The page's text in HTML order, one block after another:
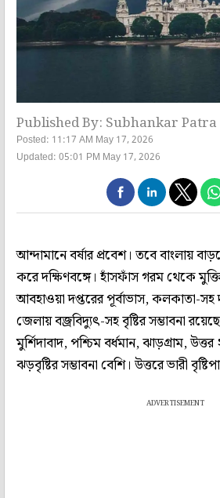
Published By: Subhankar Patra
Posted: 11:17 AM May 17, 2026
Updated: 05:01 PM May 17, 2026
আন্দামানে বর্ষার প্রবেশ। তবে বাংলায়
করে দক্ষিণবঙ্গে। হাঁসফাঁস গরম থেকে
আবহাওয়া দপ্তরের পূর্বাভাস, কলকাতা-সহ
জেলায় বজ্রবিদ্যুৎ-সহ বৃষ্টির সম্ভাবনা
মুর্শিদাবাদ, পশ্চিম বর্ধমান, ঝাড়গ্রাম,
ঝড়বৃষ্টির সম্ভাবনা বেশি। উত্তরে ভারী
ADVERTISEMENT